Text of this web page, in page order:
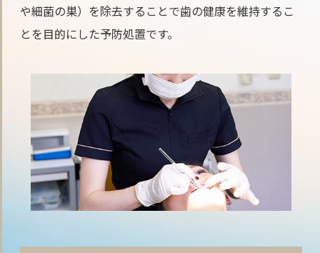
や細菌の巣）を除去することで歯の健康を維持するこ
とを目的にした予防処置です。